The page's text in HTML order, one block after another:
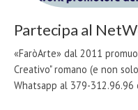
Partecipa al
«FaròArte» dal 2011
Creativo" romano (e non
Whatsapp al 379-